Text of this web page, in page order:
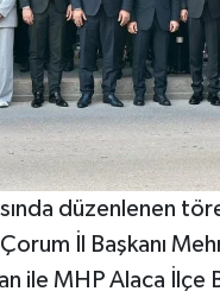
düzenlenen
İl Başkanı
ile MHP Alaca İlçe